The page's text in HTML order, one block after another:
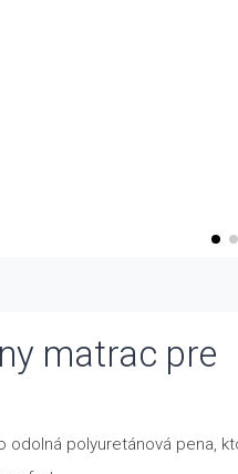
matrac pre
odolná polyuretánová pena,